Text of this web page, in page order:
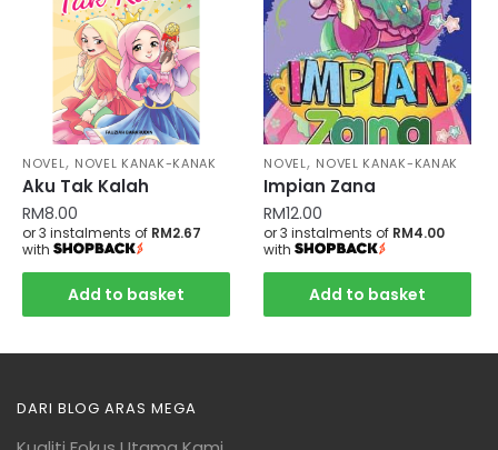
NOVEL, NOVEL KANAK-KANAK
Aku Tak Kalah
RM8.00
or 3 instalments of RM2.67
with
Add to basket
NOVEL, NOVEL KANAK-KANAK
Impian Zana
RM12.00
or 3 instalments of RM4.00
with
Add to basket
DARI BLOG ARAS MEGA